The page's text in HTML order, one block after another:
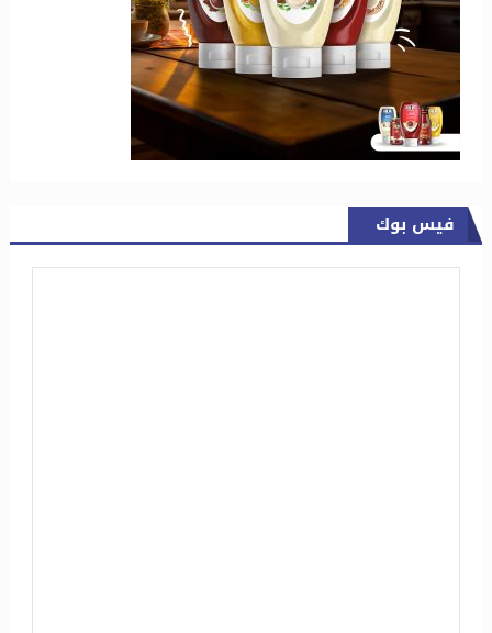
فيس بوك